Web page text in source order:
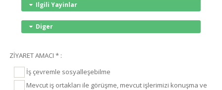
Ilgili Yayinlar
Diger
ZİYARET AMACI * :
İş çevremle sosyalleşebilme
Mevcut iş ortakları ile görüşme, mevcut işlerimizi konuşma ve